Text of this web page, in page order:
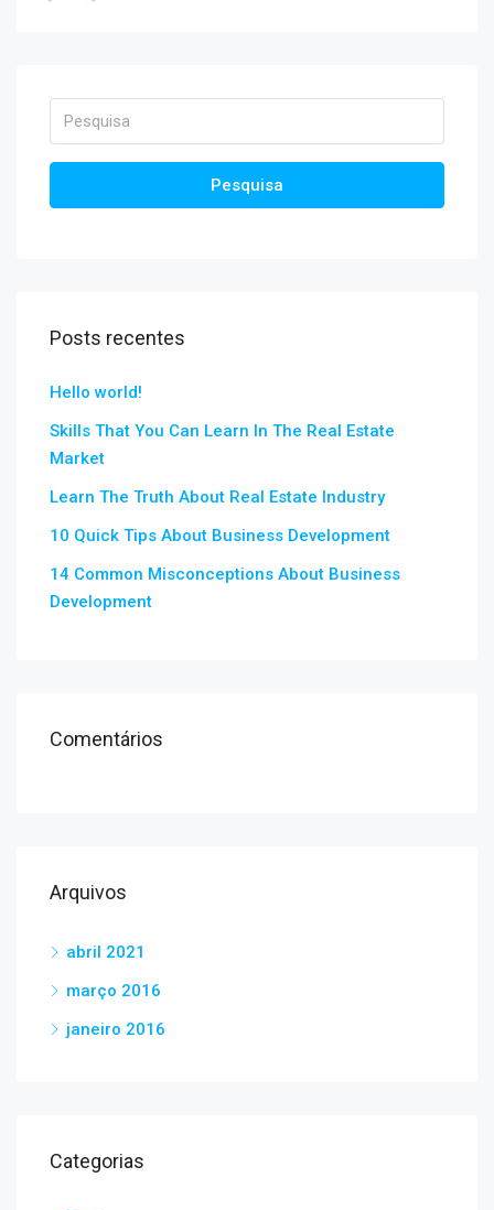
Pesquisa
Posts recentes
Hello world!
Skills That You Can Learn In The Real Estate
Market
Learn The Truth About Real Estate Industry
10 Quick Tips About Business Development
14 Common Misconceptions About Business
Development
Comentários
Arquivos
abril 2021
março 2016
janeiro 2016
Categorias